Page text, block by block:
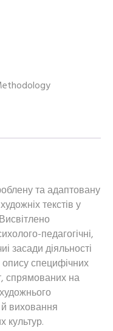
та адаптовану
текстів у
педагогічні,
засади діяльності
специфічних
спрямованих на
виховання
культур.